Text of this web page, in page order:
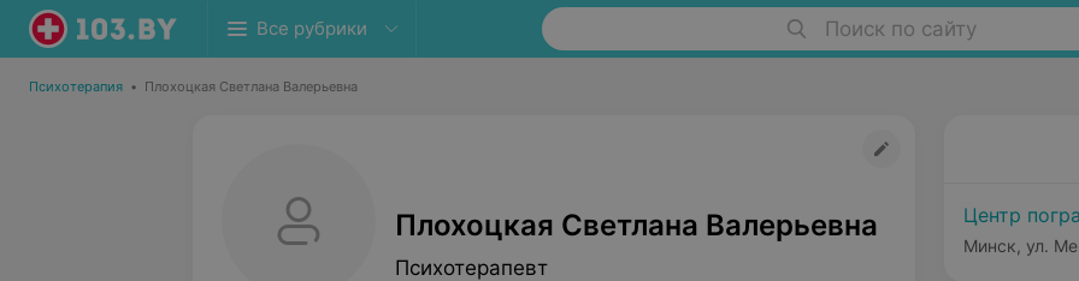
Все рубрики Поиск по сайту
Психотерапия • Плохоцкая Светлана Валерьевна
Плохоцкая Светлана Валерьевна
Психотерапевт
Центр
Минск, ул.